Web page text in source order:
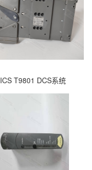
ICS T9801 DCS系统